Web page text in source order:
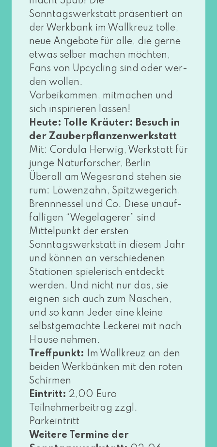
Sonntagswerkstatt prä­sen­tiert an
der Werkbank im Wallkreuz tol­le,
neue Angebote für alle, die ger­ne
etwas sel­ber machen möch­ten,
Fans von Upcycling sind oder wer­
den wol­len.
Vorbeikommen, mit­ma­chen und
sich inspi­rie­ren las­sen!
Heute: Tolle Kräuter: Besuch in
der Zauberpflanzenwerkstatt
Mit: Cordula Herwig, Werkstatt für
jun­ge Naturforscher, Berlin
Überall am Wegesrand ste­hen sie
rum: Löwenzahn, Spitzwegerich,
Brennnessel und Co. Diese unauf­
fäl­li­gen “Wegelagerer” sind
Mittelpunkt der ers­ten
Sonntagswerkstatt in die­sem Jahr
und kön­nen an ver­schie­de­nen
Stationen spie­le­risch ent­deckt
wer­den. Und nicht nur das, sie
eig­nen sich auch zum Naschen,
und so kann Jeder eine klei­ne
selbst­ge­mach­te Leckerei mit nach
Hause neh­men.
Treffpunkt: Im Wallkreuz an den
bei­den Werkbänken mit den roten
Schirmen
Eintritt: 2,00 Euro
Teilnehmerbeitrag zzgl.
Parkeintritt
Weitere Termine der